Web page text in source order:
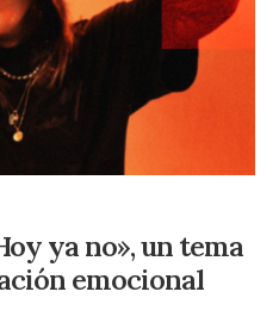
ya no», un tema
emocional